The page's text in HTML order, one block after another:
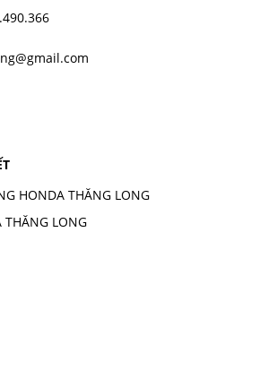
HONDA THĂNG LONG
THĂNG LONG